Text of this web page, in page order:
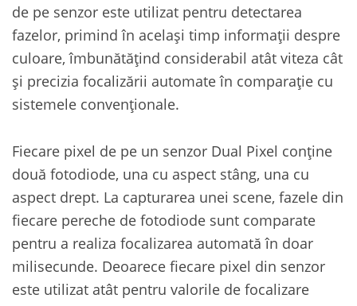
de pe senzor este utilizat pentru detectarea
fazelor, primind în același timp informații despre
culoare, îmbunătățind considerabil atât viteza cât
și precizia focalizării automate în comparație cu
sistemele convenționale.
Fiecare pixel de pe un senzor Dual Pixel conține
două fotodiode, una cu aspect stâng, una cu
aspect drept. La capturarea unei scene, fazele din
fiecare pereche de fotodiode sunt comparate
pentru a realiza focalizarea automată în doar
milisecunde. Deoarece fiecare pixel din senzor
este utilizat atât pentru valorile de focalizare